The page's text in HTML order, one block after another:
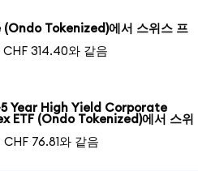
Tokenized)에서 스위스 프
CHF 314.40와 같음
5 Year High Yield Corporate
ETF (Ondo Tokenized)에서 스위
CHF 76.81와 같음